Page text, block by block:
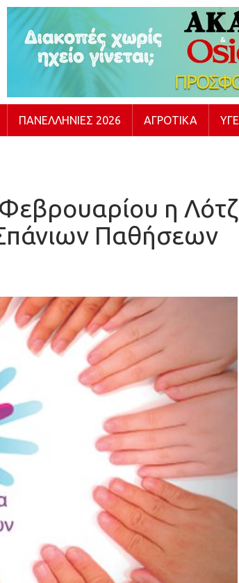
ΠΑΝΕΛΛΉΝΙΕΣ 2026 ΑΓΡΟΤΙΚΆ
η
Παθήσεων